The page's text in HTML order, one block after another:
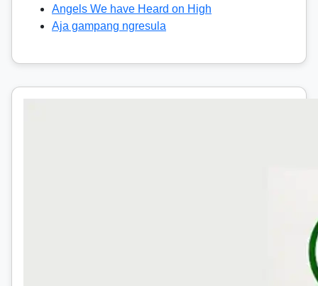
Angels We have Heard on High
Aja gampang ngresula